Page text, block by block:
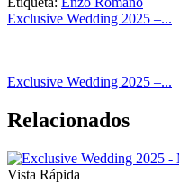
Exclusive Wedding 2025 –...
Exclusive Wedding 2025 –...
Relacionados
Vista Rápida